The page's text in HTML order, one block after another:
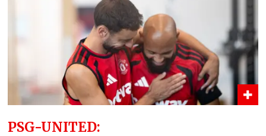
PSG-UNITED: